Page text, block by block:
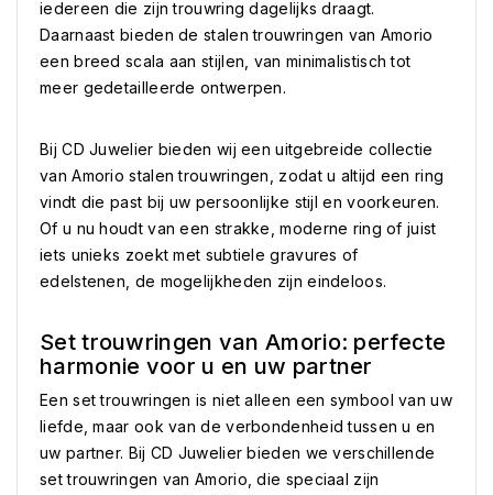
iedereen die zijn trouwring dagelijks draagt.
Daarnaast bieden de stalen trouwringen van Amorio
een breed scala aan stijlen, van minimalistisch tot
meer gedetailleerde ontwerpen.
Bij CD Juwelier bieden wij een uitgebreide collectie
van Amorio stalen trouwringen, zodat u altijd een ring
vindt die past bij uw persoonlijke stijl en voorkeuren.
Of u nu houdt van een strakke, moderne ring of juist
iets unieks zoekt met subtiele gravures of
edelstenen, de mogelijkheden zijn eindeloos.
Set trouwringen van Amorio: perfecte
harmonie voor u en uw partner
Een set trouwringen is niet alleen een symbool van uw
liefde, maar ook van de verbondenheid tussen u en
uw partner. Bij CD Juwelier bieden we verschillende
set trouwringen van Amorio, die speciaal zijn